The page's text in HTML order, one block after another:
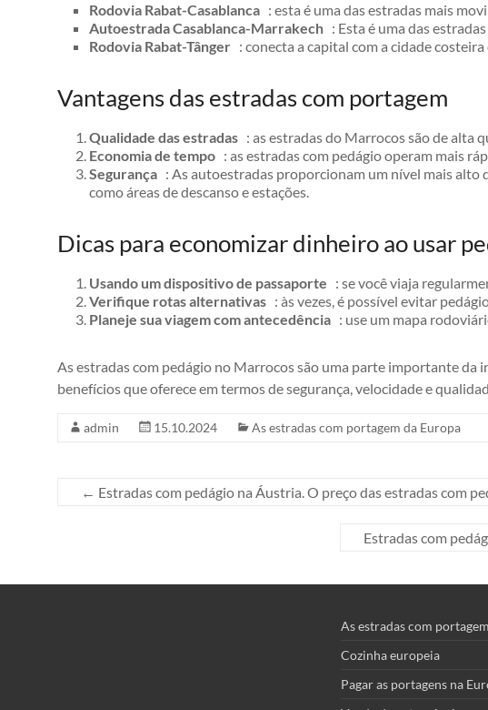
Rodovia Rabat-Casablanca : esta é uma das estradas mais
Autoestrada Casablanca-Marrakech : Esta é uma das
Rodovia Rabat-Tânger : conecta a capital com a cidade
Vantagens das estradas com portagem
Qualidade das estradas : as estradas do Marrocos são de alta
Economia de tempo : as estradas com pedágio operam mais
Segurança : As autoestradas proporcionam um nível mais alto
como áreas de descanso e estações.
Dicas para economizar dinheiro ao usar
Usando um dispositivo de passaporte : se você viaja
Verifique rotas alternativas : às vezes, é possível evitar
Planeje sua viagem com antecedência : use um mapa
As estradas com pedágio no Marrocos são uma parte importante
benefícios que oferece em termos de segurança, velocidade e
admin 15.10.2024 As estradas com portagem da Europa
← Estradas com pedágio na Áustria. O preço das estradas com
Estradas com
As estradas com
Cozinha europeia
Pagar as portagens na